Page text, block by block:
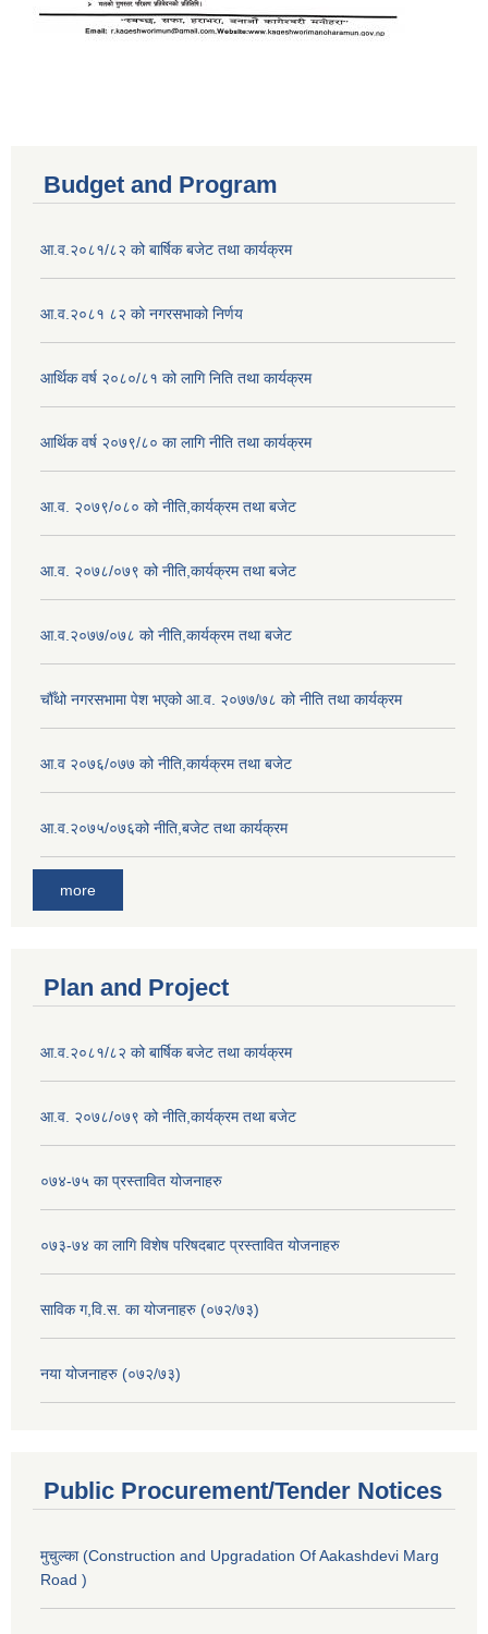
Budget and Program
आ.व.२०८१/८२ को बार्षिक बजेट तथा कार्यक्रम
आ.व.२०८१ ८२ को नगरसभाको निर्णय
आर्थिक वर्ष २०८०/८१ को लागि निति तथा कार्यक्रम
आर्थिक वर्ष २०७९/८० का लागि नीति तथा कार्यक्रम
आ.व. २०७९/०८० को नीति,कार्यक्रम तथा बजेट
आ.व. २०७८/०७९ को नीति,कार्यक्रम तथा बजेट
आ.व.२०७७/०७८ को नीति,कार्यक्रम तथा बजेट
चौँथो नगरसभामा पेश भएको आ.व. २०७७/७८ को नीति तथा कार्यक्रम
आ.व २०७६/०७७ को नीति,कार्यक्रम तथा बजेट
आ.व.२०७५/०७६को नीति,बजेट तथा कार्यक्रम
more
Plan and Project
आ.व.२०८१/८२ को बार्षिक बजेट तथा कार्यक्रम
आ.व. २०७८/०७९ को नीति,कार्यक्रम तथा बजेट
०७४-७५ का प्रस्तावित योजनाहरु
०७३-७४ का लागि विशेष परिषदबाट प्रस्तावित योजनाहरु
साविक ग,वि.स. का योजनाहरु (०७२/७३)
नया योजनाहरु (०७२/७३)
Public Procurement/Tender Notices
मुचुल्का (Construction and Upgradation Of Aakashdevi Marg
Road )